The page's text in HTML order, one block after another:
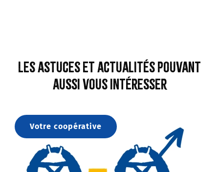
Les astuces et actualités pouvant
aussi vous intéresser
Votre coopérative